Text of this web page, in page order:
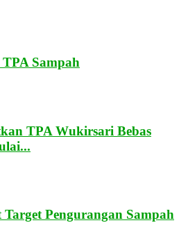
Sampah
TPA Wukirsari Bebas
Target Pengurangan Sampah